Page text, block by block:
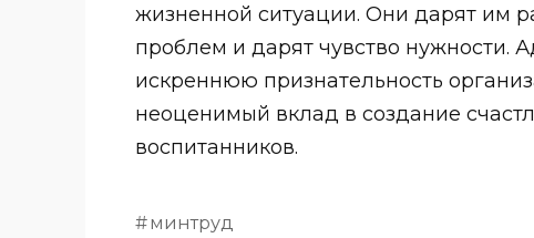
жизненной ситуации. Они дарят им
проблем и дарят чувство нужности.
искреннюю признательность
неоценимый вклад в создание
воспитанников.
минтруд